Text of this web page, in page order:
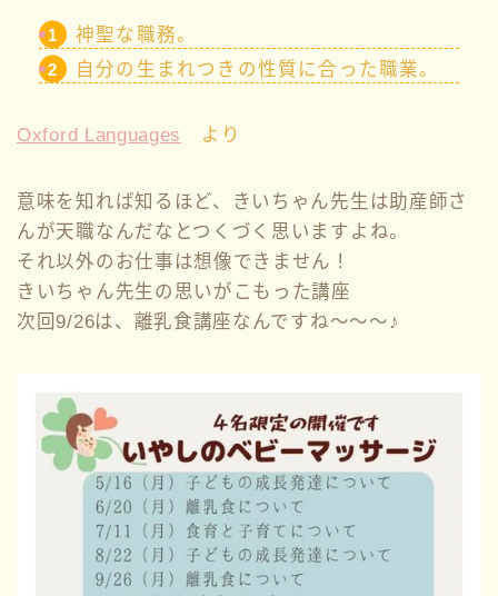
神聖な職務。
自分の生まれつきの性質に合った職業。
Oxford Languages より
意味を知れば知るほど、きいちゃん先生は助産師さ
んが天職なんだなとつくづく思いますよね。
それ以外のお仕事は想像できません！
きいちゃん先生の思いがこもった講座
次回9/26は、離乳食講座なんですね～～～♪